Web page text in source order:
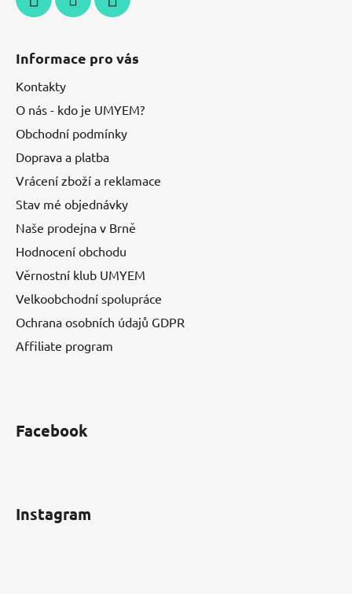
Informace pro vás
Kontakty
O nás - kdo je UMYEM?
Obchodní podmínky
Doprava a platba
Vrácení zboží a reklamace
Stav mé objednávky
Naše prodejna v Brně
Hodnocení obchodu
Věrnostní klub UMYEM
Velkoobchodní spolupráce
Ochrana osobních údajů GDPR
Affiliate program
Facebook
Instagram